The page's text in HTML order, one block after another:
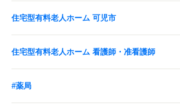
住宅型有料老人ホーム 可児市
住宅型有料老人ホーム 看護師・准看護師
#薬局